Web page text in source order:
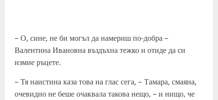
– О, сине, не би могъл да намериш по-добра –
Валентина Ивановна въздъхна тежко и отиде да си
измие ръцете.
– Тя наистина каза това на глас сега, – Тамара, смаяна,
очевидно не беше очаквала такова нещо, – и нищо, че